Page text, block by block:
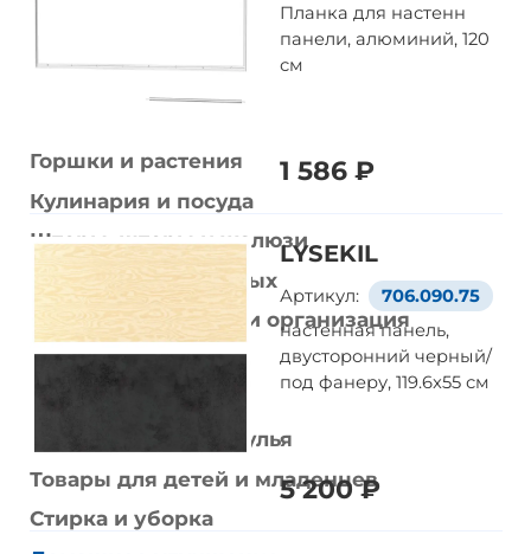
Горшки и растения
Кулинария и посуда
Шторы, шторы и жалюзи
Товары для животных
Хранение мелочей и организация
Кровати и матрасы
Рабочие столы и стулья
Товары для детей и младенцев
Стирка и уборка
Планка для настенн
панели, алюминий, 120
см
1 586 ₽
LYSEKIL
Артикул:
706.090.75
настенная панель,
двусторонний черный/
под фанеру, 119.6x55 см
5 200 ₽